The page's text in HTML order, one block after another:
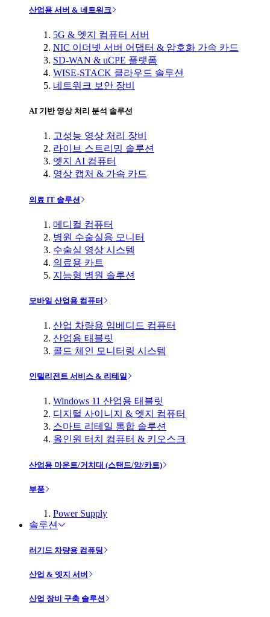
산업용 서버 & 네트워크
5G & 엣지 컴퓨터 서버
NIC 이더넷 서버 어댑터 & 암호화 가속 카드
SD-WAN & uCPE 플랫폼
WISE-STACK 클라우드 솔루션
네트워크 보안 장비
AI 기반 영상 처리 분석 솔루션
고성능 영상 처리 장비
라이브 스트리밍 솔루션
엣지 AI 컴퓨터
영상 캡처 & 가속 카드
의료 IT 솔루션
메디컬 컴퓨터
병원 수술실용 모니터
수술실 영상 시스템
의료용 카트
지능형 병원 솔루션
모바일 산업용 컴퓨터
산업 차량용 임베디드 컴퓨터
산업용 태블릿
콜드 체인 모니터링 시스템
인텔리전트 서비스 & 리테일
Windows 11 산업용 태블릿
디지털 사이니지 & 엣지 컴퓨터
스마트 리테일 통합 솔루션
올인원 터치 컴퓨터 & 키오스크
산업용 마운트/거치대 (스탠드/암/카트)
부품
Power Supply
솔루션
러기드 차량용 컴퓨팅
산업 & 엣지 서버
산업 장비 구축 솔루션